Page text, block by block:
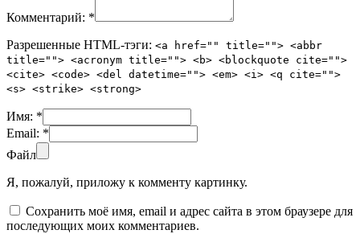
Комментарий: *
Разрешенные HTML-тэги: <a href="" title=""> <abbr
title=""> <acronym title=""> <b> <blockquote cite="">
<cite> <code> <del datetime=""> <em> <i> <q cite="">
<s> <strike> <strong>
Имя: *
Email: *
Файл
Я, пожалуй, приложу к комменту картинку.
Сохранить моё имя, email и адрес сайта в этом браузере для
последующих моих комментариев.